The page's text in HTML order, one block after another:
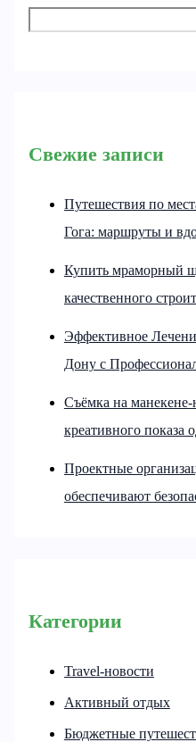
Свежие записи
Путешествия по
Гога: маршруты и
Купить мраморный
качественного
Эффективное
Дону с
Съёмка на
креативного показа
Проектные
обеспечивают
Категории
Travel-новости
Активный отдых
Бюджетные